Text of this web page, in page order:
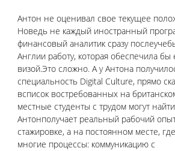
Антон не оценивал свое текущее
Новедь не каждый иностранный
финансовый аналитик сразу
Англии работу, которая обеспечила бы
визой.Это сложно. А у Антона
специальность Digital Culture, прямо
всписок востребованных на
местные студенты с трудом могут
Антонполучает реальный рабочий
стажировке, а на постоянном месте,
многие процессы: коммуникацию с